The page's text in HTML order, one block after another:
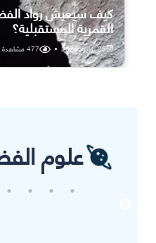
كيف سيعيش رواد
القمرية المستقبلية؟
25 يوليو، 2026 •
477مشاهدة
علوم